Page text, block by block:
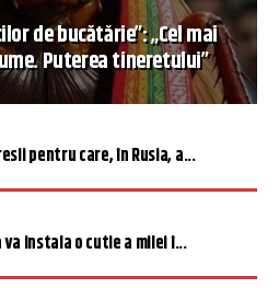
de bucătărie”: „Cel mai
Puterea tineretului”
pentru care, în Rusia, a...
instala o cutie a milei î...